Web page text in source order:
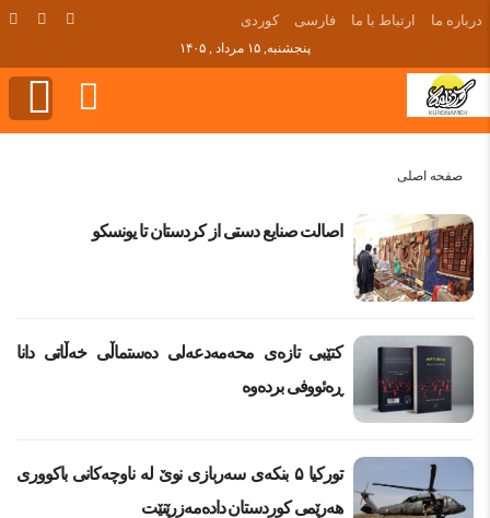
درباره ما ارتباط با ما فارسی کوردی
پنجشنبه, ۱۵ مرداد , ۱۴۰۵
صفحه اصلی
اصالت صنایع دستی از کردستان تا یونسکو
کتێبی تازەی محەمەدعەلی دەستماڵی خەڵاتی دانا
ڕەئووفی بردەوە
تورکیا ۵ بنکەی سەربازی نوێ لە ناوچەکانی باکووری
هەرێمی کوردستان دادەمەزرێنێت